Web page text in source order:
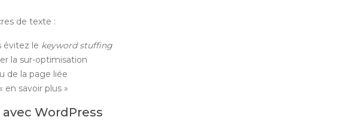
de texte :
évitez le keyword stuffing
la sur-optimisation
de la page liée
en savoir plus »
WordPress